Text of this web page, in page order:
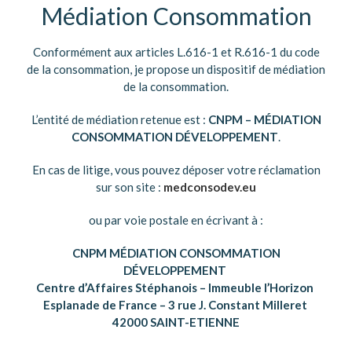
Médiation Consommation
Conformément aux articles L.616-1 et R.616-1 du code
de la consommation, je propose un dispositif de médiation
de la consommation.
L’entité de médiation retenue est : CNPM – MÉDIATION
CONSOMMATION DÉVELOPPEMENT.
En cas de litige, vous pouvez déposer votre réclamation
sur son site : medconsodev.eu
ou par voie postale en écrivant à :
CNPM MÉDIATION CONSOMMATION
DÉVELOPPEMENT
Centre d’Affaires Stéphanois – Immeuble l’Horizon
Esplanade de France – 3 rue J. Constant Milleret
42000 SAINT-ETIENNE